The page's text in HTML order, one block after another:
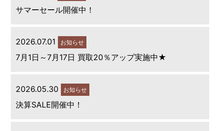
サマーセール開催中！
2026.07.01 お知らせ
7月1日～7月17日 買取20％アップ実施中★
2026.05.30 お知らせ
決算SALE開催中！